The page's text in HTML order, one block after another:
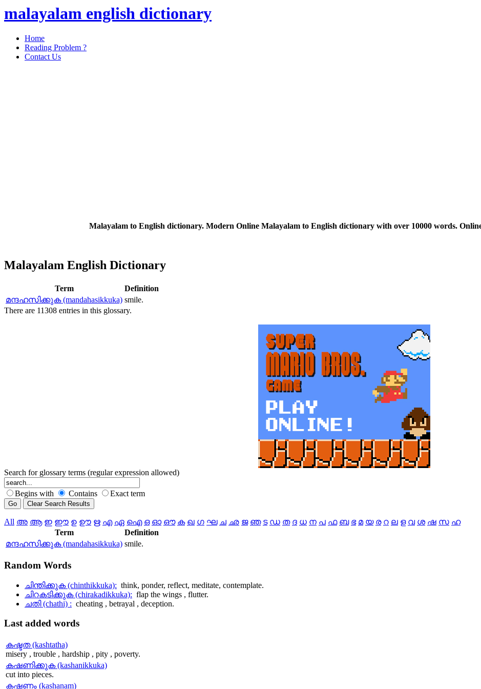
malayalam english dictionary
Home
Reading Problem ?
Contact Us
Malayalam to English dictionary. Modern Online Malayalam to English dictionary with over 10000 words.
Malayalam English Dictionary
Term
Definition
മന്ദഹസിക്കുക (mandahasikkuka) smile.
There are 11308 entries in this glossary.
Search for glossary terms (regular expression allowed)
Begins with Contains Exact term
All അ ആ ഇ ഈ ഉ ഊ ഋ എ ഏ ഐ ഒ ഓ ഔ ക ഖ ഗ ഘ ച ഛ ജ ഞ ട ഡ ത ദ ധ ന പ ഫ ബ ഭ മ യ ര റ ല ള വ ശ ഷ സ ഹ
Term
Definition
മന്ദഹസിക്കുക (mandahasikkuka) smile.
Random Words
ചിന്തിക്കുക (chinthikkuka): think, ponder, reflect, meditate, contemplate.
ചിറകടിക്കുക (chirakadikkuka): flap the wings , flutter.
ചതി (chathi) : cheating , betrayal , deception.
Lastadded words
കഷ്ടത (kashtatha)
misery , trouble , hardship , pity , poverty.
കഷണിക്കുക (kashanikkuka)
cut into pieces.
കഷണം (kashanam)